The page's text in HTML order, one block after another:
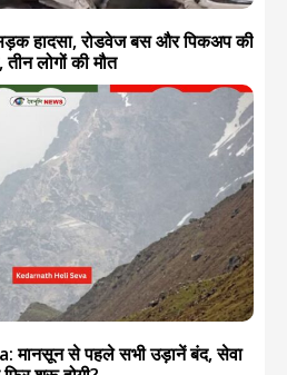
सड़क हादसा, रोडवेज बस और पिकअप की
लोगों की मौत
से पहले सभी उड़ानें बंद, सेवा